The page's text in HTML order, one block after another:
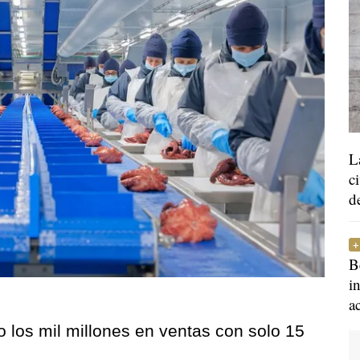
los mil millones en ventas con solo 15